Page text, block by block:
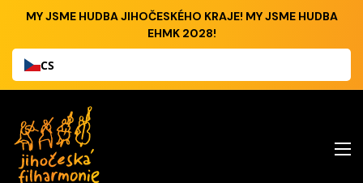
MY JSME HUDBA JIHOČESKÉHO KRAJE! MY JSME HUDBA
EHMK 2028!
CS